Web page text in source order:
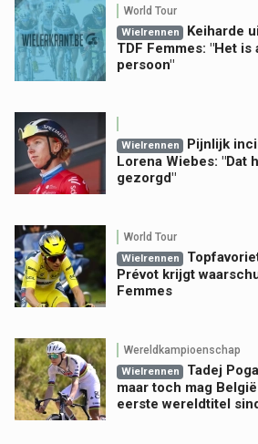
World Tour
Wielrennen
Keiharde
TDF Femmes: "Het
persoon"
Wielrennen
Pijnlijk
Lorena Wiebes: "Dat
gezorgd"
World Tour
Wielrennen
Prévot krijgt
Femmes
Wereldkampioenschap
Wielrennen
Tadej
maar toch mag
eerste wereldtitel